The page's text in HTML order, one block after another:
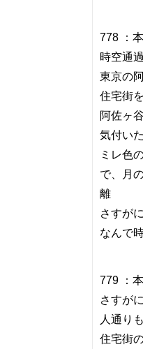
778 ：
時空通
東京の
住宅街
阿佐ヶ
気付い
ミレ色
で、月
離
さすが
なんで
779 ：
さすが
人通り
住宅街